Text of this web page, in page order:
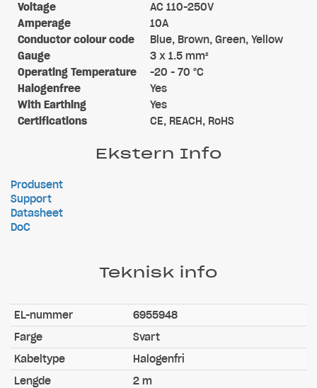
Voltage
AC 110-250V
Amperage
10A
Conductor colour code
Blue, Brown, Green, Yellow
Gauge
3 x 1.5 mm²
Operating Temperature
-20 - 70 °C
Halogenfree
Yes
With Earthing
Yes
Certifications
CE, REACH, RoHS
Ekstern Info
Produsent
Support
Datasheet
DoC
Teknisk info
EL-nummer
6955948
Farge
Svart
Kabeltype
Halogenfri
Lengde
2 m